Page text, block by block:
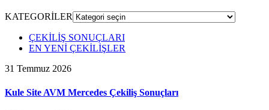
KATEGORİLER
ÇEKİLİŞ SONUÇLARI
EN YENİ ÇEKİLİŞLER
31 Temmuz 2026
Kule Site AVM Mercedes Çekiliş Sonuçları